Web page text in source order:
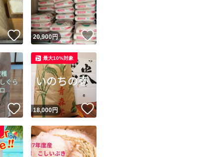
いいね！
20,900円 いいね！
いいね！
18,000円 いいね！
最大10%対象